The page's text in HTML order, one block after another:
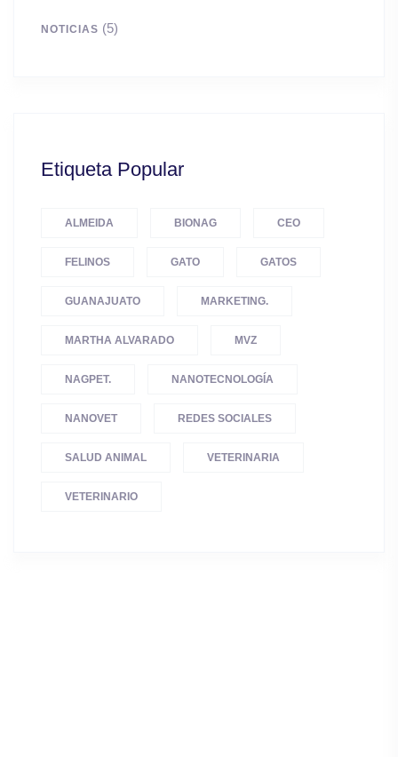
NOTICIAS (5)
Etiqueta Popular
ALMEIDA BIONAG CEO
FELINOS GATO GATOS
GUANAJUATO MARKETING.
MARTHA ALVARADO MVZ
NAGPET. NANOTECNOLOGÍA
NANOVET REDES SOCIALES
SALUD ANIMAL VETERINARIA
VETERINARIO